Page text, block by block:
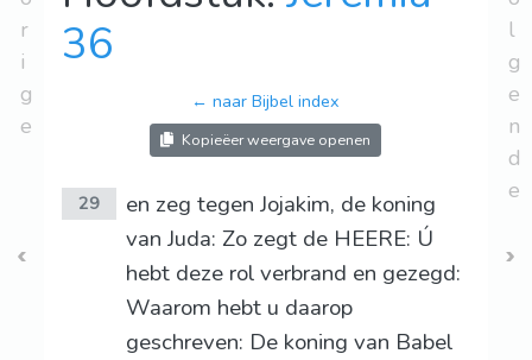
r
i
g
e
36
← naar Bijbel index
Kopieëer weergave openen
29
en zeg tegen Jojakim, de koning
van Juda: Zo zegt de HEERE: Ú
hebt deze rol verbrand en gezegd:
Waarom hebt u daarop
geschreven: De koning van Babel
l
g
e
n
d
e